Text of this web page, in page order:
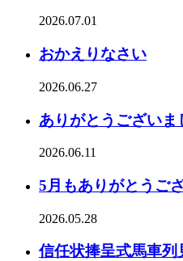
2026.07.01
おかえりなさい
2026.06.27
ありがとうございま
2026.06.11
5月もありがとうご
2026.05.28
信任状捧呈式馬車列